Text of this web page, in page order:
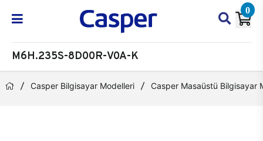
0
M6H.235S-8D00R-V0A-K
Casper Bilgisayar Modelleri Casper Masaüstü Bilgisayar